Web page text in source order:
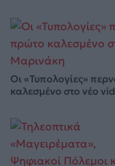
Οι «Τυπολογίες»
καλεσμένο στο νέο